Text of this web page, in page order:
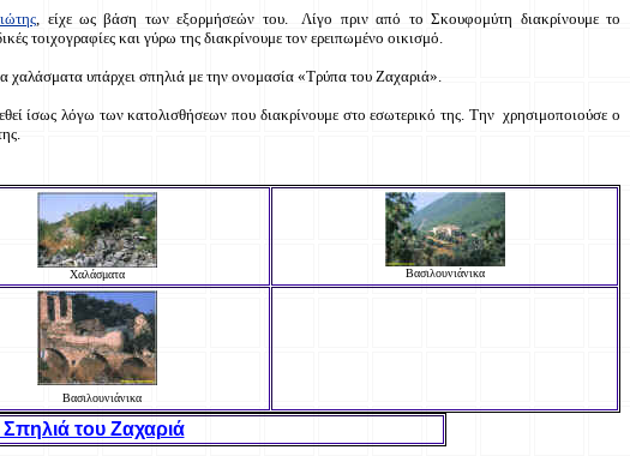
, είχε ως βάση των εξορμήσεών του. Λίγο πριν από το Σκουφομύτη διακρίνουμε το
τοιχογραφίες και γύρω της διακρίνουμε τον ερειπωμένο οικισμό.
υπάρχει σπηλιά με την ονομασία «Τρύπα του Ζαχαριά».
ίσως λόγω των κατολισθήσεων που διακρίνουμε στο εσωτερικό της. Την χρησιμοποιούσε ο
Χαλάσματα Βασιλουνιάνικα
Βασιλουνιάνικα
του Ζαχαριά